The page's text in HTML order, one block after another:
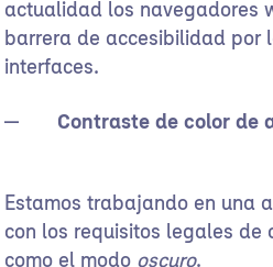
actualidad los navegadores
barrera de accesibilidad por
interfaces.
Contraste de color de
Estamos trabajando en una
con los requisitos legales de
como el modo oscuro.